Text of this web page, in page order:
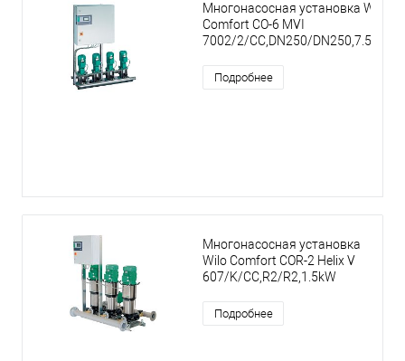
Многонасосная установка Wilo
Comfort CO-6 MVI
7002/2/CC,DN250/DN250,7.5kW
Подробнее
Многонасосная установка
Wilo Comfort COR-2 Helix V
607/K/CC,R2/R2,1.5kW
Подробнее